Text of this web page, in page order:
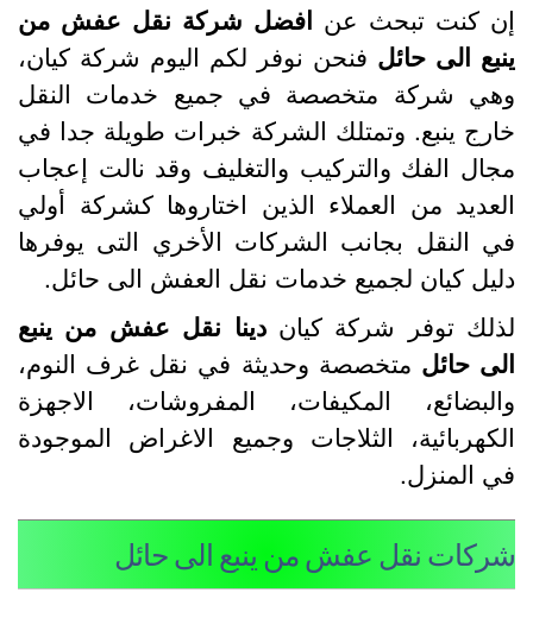
كنت تبحث عنافضل شركة نقل عفش من
الى حائلفنحن نوفر لكم اليوم شركة كيان،
شركة متخصصة في جميع خدمات النقل
ينبع. وتمتلك الشركة خبرات طويلة جدا في
الفك والتركيب والتغليف وقد نالت إعجاب
من العملاء الذين اختاروها كشركة أولي
النقل بجانب الشركات الأخري التى يوفرها
كيان لجميع خدمات نقل العفش الى حائل.
توفر شركة كياندينا نقل عفش من ينبع
حائلمتخصصة وحديثة في نقل غرف النوم،
المكيفات، المفروشات، الاجهزة
الثلاجات وجميع الاغراض الموجودة
المنزل.
نقل عفش من ينبع الى حائل